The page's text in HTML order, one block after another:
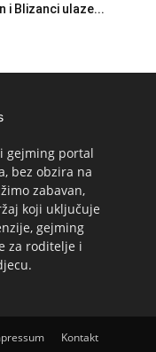
i Blizanci ulaze...
gejming portal
bez obzira na
zabavan,
koji uključuje
gejming
za roditelje i
Kontakt